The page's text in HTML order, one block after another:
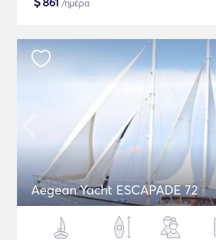
/ημέρα
Aegean Yacht ESCAPADE 72